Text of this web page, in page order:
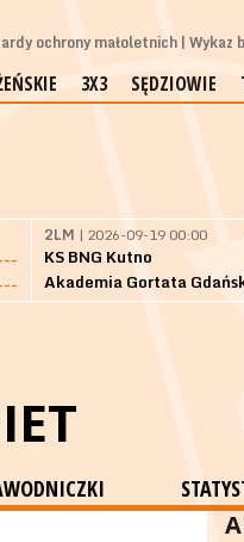
ochrony małoletnich Wykaz
3X3 SĘDZIOWIE
2LM | 2026-09-19 00:00
KS BNG Kutno
Akademia Gortata